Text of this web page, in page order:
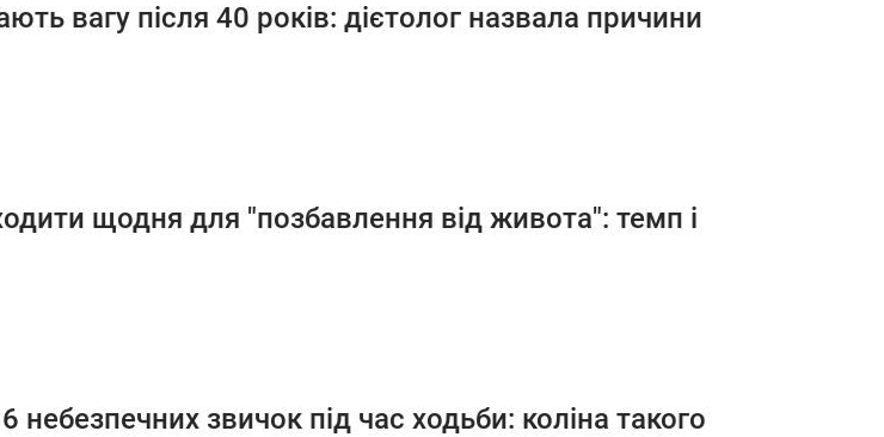
вагу після 40 років: дієтолог назвала причини
щодня для "позбавлення від живота": темп і
небезпечних звичок під час ходьби: коліна такого